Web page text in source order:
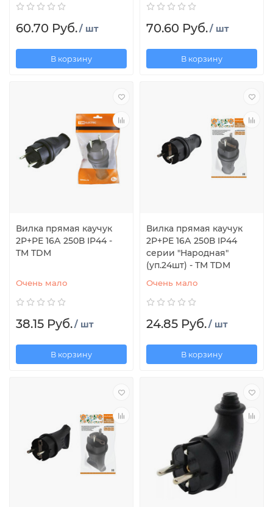
60.70 Руб./ шт
В корзину
70.60 Руб./ шт
В корзину
Вилка прямая каучук
2Р+РЕ 16А 250В IP44 -
TM TDM
Очень мало
38.15 Руб./ шт
В корзину
Вилка прямая каучук
2Р+РЕ 16А 250В IP44
серии "Народная"
(уп.24шт) - ТМ TDM
Очень мало
24.85 Руб./ шт
В корзину